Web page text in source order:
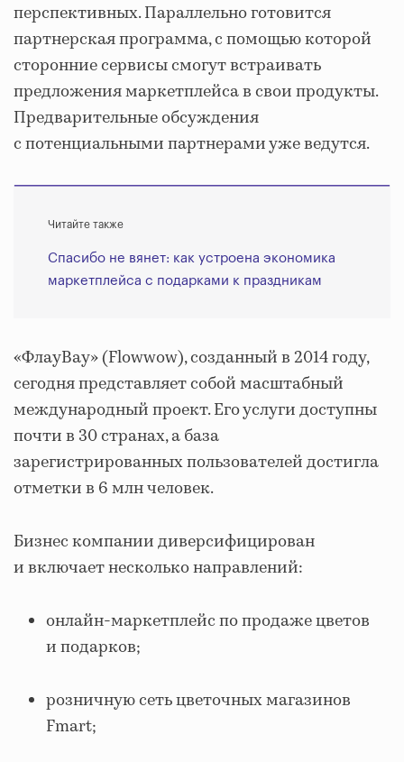
перспективных. Параллельно готовится
партнерская программа, с помощью которой
сторонние сервисы смогут встраивать
предложения маркетплейса в свои продукты.
Предварительные обсуждения
с потенциальными партнерами уже ведутся.
Читайте также
Спасибо не вянет: как устроена экономика
маркетплейса с подарками к праздникам
«ФлауВау» (Flowwow), созданный в 2014 году,
сегодня представляет собой масштабный
международный проект. Его услуги доступны
почти в 30 странах, а база
зарегистрированных пользователей достигла
отметки в 6 млн человек.
Бизнес компании диверсифицирован
и включает несколько направлений:
онлайн‐маркетплейс по продаже цветов
и подарков;
розничную сеть цветочных магазинов
Fmart;